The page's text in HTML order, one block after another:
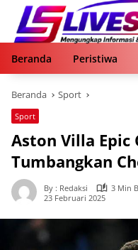
Langsung
konten
Beranda
Peristiwa
Beranda Sport
Sport
Aston Villa Epic
Tumbangkan
By : Redaksi
3 Min
23 Februari 2025